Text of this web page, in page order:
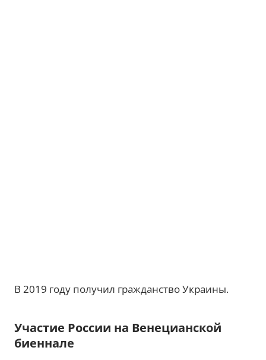
В 2019 году получил гражданство Украины.
Участие России на Венецианской
биеннале